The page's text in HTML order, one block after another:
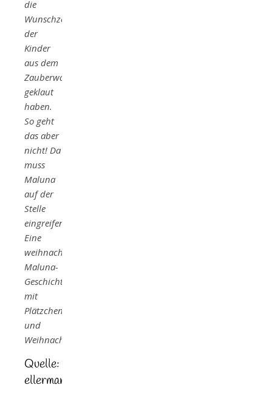
die
Wunschzettel
der
Kinder
aus dem
Zauberwald
geklaut
haben.
So geht
das aber
nicht! Da
muss
Maluna
auf der
Stelle
eingreifen!
Eine
weihnachtliche
Maluna-
Geschichte
mit
Plätzchenrezepten
und
Weihnachtslied.
Quelle:
ellermann.de